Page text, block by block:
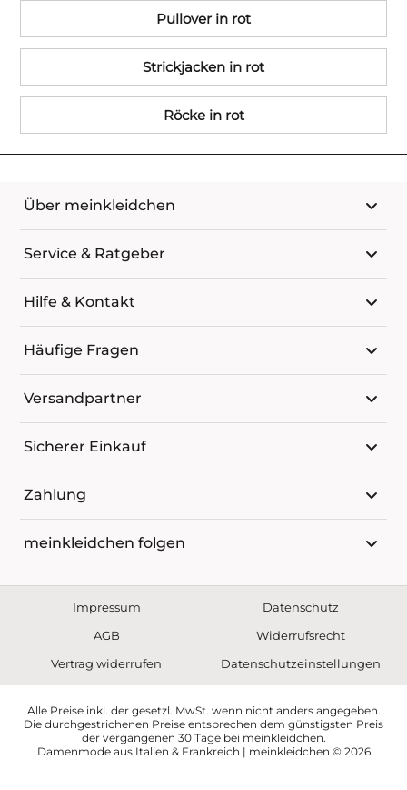
Pullover in rot
Strickjacken in rot
Röcke in rot
Über meinkleidchen
Service & Ratgeber
Hilfe & Kontakt
Häufige Fragen
Versandpartner
Sicherer Einkauf
Zahlung
meinkleidchen folgen
Impressum
Datenschutz
AGB
Widerrufsrecht
Vertrag widerrufen
Datenschutzeinstellungen
Alle Preise inkl. der gesetzl. MwSt. wenn nicht anders angegeben.
Die durchgestrichenen Preise entsprechen dem günstigsten Preis
der vergangenen 30 Tage bei meinkleidchen.
Damenmode aus Italien & Frankreich | meinkleidchen © 2026